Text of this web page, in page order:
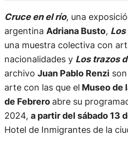
Cruce en el río, una
argentina Adriana Busto,
una muestra colectiva con
nacionalidades y Los trazos
archivo Juan Pablo Renzi
arte con las que el Museo de
de Febrero abre su
2024, a partir del sábado 13
Hotel de Inmigrantes de la